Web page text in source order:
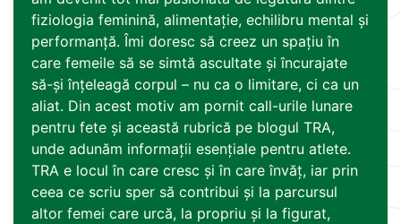
fiziologia feminină, alimentație, echilibru mental și
performanță. Îmi doresc să creez un spațiu în
care femeile să se simtă ascultate și încurajate
să-și înțeleagă corpul – nu ca o limitare, ci ca un
aliat. Din acest motiv am pornit call-urile lunare
pentru fete și această rubrică pe blogul TRA,
unde adunăm informații esențiale pentru atlete.
TRA e locul în care cresc și în care învăț, iar prin
ceea ce scriu sper să contribui și la parcursul
altor femei care urcă, la propriu și la figurat,